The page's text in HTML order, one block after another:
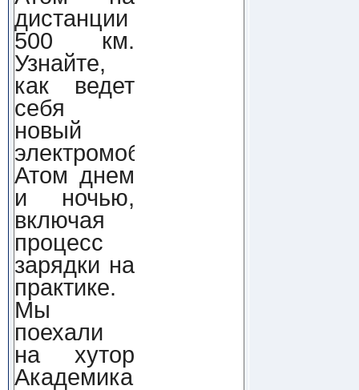
дистанции
500 км.
Узнайте,
как ведет
себя
новый
электромобиль
Атом днем
и ночью,
включая
процесс
зарядки на
практике.
Мы
поехали
на хутор
Академика,